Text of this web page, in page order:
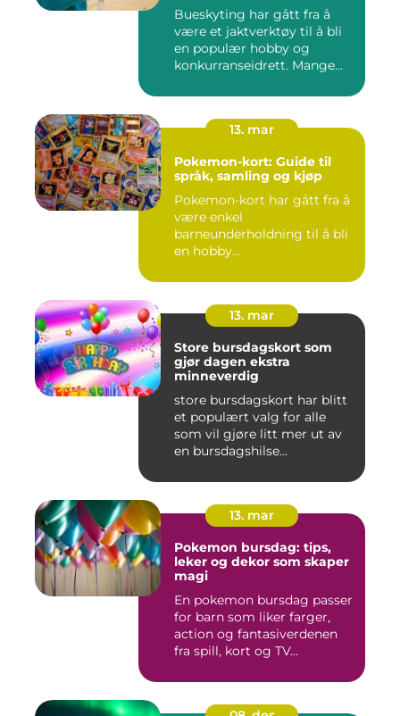
Bueskyting har gått fra å
være et jaktverktøy til å bli
en populær hobby og
konkurranseidrett. Mange...
13. mar
Pokemon-kort: Guide til
språk, samling og kjøp
Pokemon-kort har gått fra å
være enkel
barneunderholdning til å bli
en hobby...
13. mar
Store bursdagskort som
gjør dagen ekstra
minneverdig
store bursdagskort har blitt
et populært valg for alle
som vil gjøre litt mer ut av
en bursdagshilse...
13. mar
Pokemon bursdag: tips,
leker og dekor som skaper
magi
En pokemon bursdag passer
for barn som liker farger,
action og fantasiverdenen
fra spill, kort og TV...